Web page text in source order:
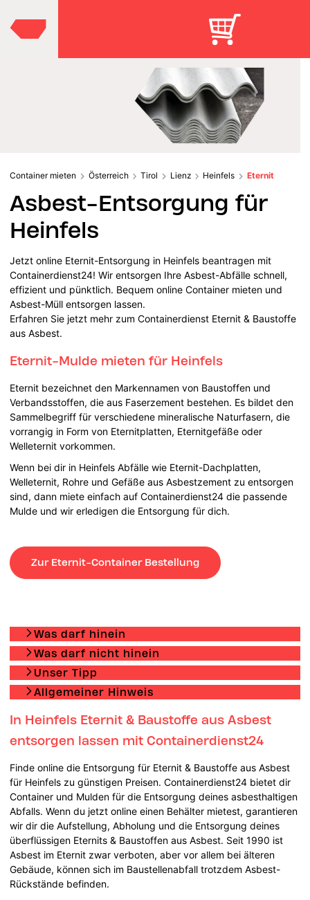
Container mieten Österreich Tirol Lienz Heinfels Eternit
Asbest-Entsorgung für
Heinfels
Jetzt online Eternit-Entsorgung in Heinfels beantragen mit
Containerdienst24! Wir entsorgen Ihre Asbest-Abfälle schnell,
effizient und pünktlich. Bequem online Container mieten und
Asbest-Müll entsorgen lassen.
Erfahren Sie jetzt mehr zum Containerdienst Eternit & Baustoffe
aus Asbest.
Eternit-Mulde mieten für Heinfels
Eternit bezeichnet den Markennamen von Baustoffen und
Verbandsstoffen, die aus Faserzement bestehen. Es bildet den
Sammelbegriff für verschiedene mineralische Naturfasern, die
vorrangig in Form von Eternitplatten, Eternitgefäße oder
Welleternit vorkommen.
Wenn bei dir in Heinfels Abfälle wie Eternit-Dachplatten,
Welleternit, Rohre und Gefäße aus Asbestzement zu entsorgen
sind, dann miete einfach auf Containerdienst24 die passende
Mulde und wir erledigen die Entsorgung für dich.
Zur Eternit-Container Bestellung
Was darf hinein
Was darf nicht hinein
Unser Tipp
Allgemeiner Hinweis
In Heinfels Eternit & Baustoffe aus Asbest
entsorgen lassen mit Containerdienst24
Finde online die Entsorgung für Eternit & Baustoffe aus Asbest
für Heinfels zu günstigen Preisen. Containerdienst24 bietet dir
Container und Mulden für die Entsorgung deines asbesthaltigen
Abfalls. Wenn du jetzt online einen Behälter mietest, garantieren
wir dir die Aufstellung, Abholung und die Entsorgung deines
überflüssigen Eternits & Baustoffen aus Asbest. Seit 1990 ist
Asbest im Eternit zwar verboten, aber vor allem bei älteren
Gebäude, können sich im Baustellenabfall trotzdem Asbest-
Rückstände befinden.